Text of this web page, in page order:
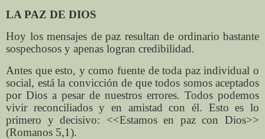
LA PAZ DE DIOS
Hoy los mensajes de paz resultan de ordinario bastante
sospechosos y apenas logran credibilidad.
Antes que esto, y como fuente de toda paz individual o
social, está la convicción de que todos somos aceptados
por Dios a pesar de nuestros errores. Todos podemos
vivir reconciliados y en amistad con él. Esto es lo
primero y decisivo: <<Estamos en paz con Dios>>
(Romanos 5,1).